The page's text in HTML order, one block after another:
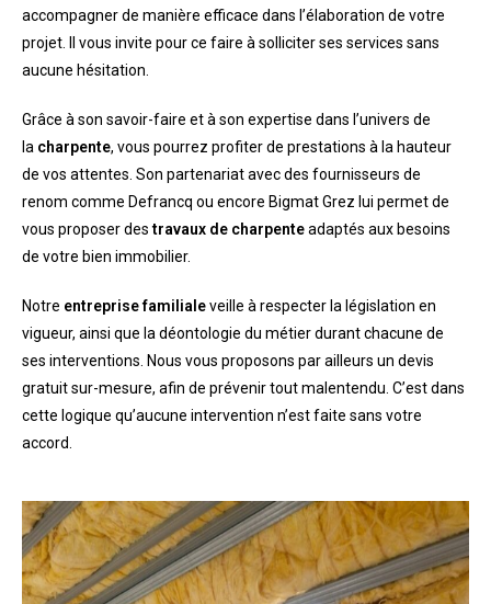
accompagner de manière efficace dans l’élaboration de votre
projet. Il vous invite pour ce faire à solliciter ses services sans
aucune hésitation.
Grâce à son savoir-faire et à son expertise dans l’univers de
la charpente, vous pourrez profiter de prestations à la hauteur
de vos attentes. Son partenariat avec des fournisseurs de
renom comme Defrancq ou encore Bigmat Grez lui permet de
vous proposer destravaux de charpenteadaptés aux besoins
de votre bien immobilier.
Notre entreprise familialeveille à respecter la législation en
vigueur, ainsi que la déontologie du métier durant chacune de
ses interventions. Nous vous proposons par ailleurs un devis
gratuit sur-mesure, afin de prévenir tout malentendu. C’est dans
cette logique qu’aucune intervention n’est faite sans votre
accord.